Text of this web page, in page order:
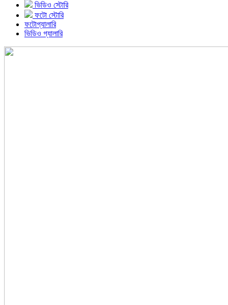
ভিডিও স্টোরি
ফটো স্টোরি
ফটোগ্যালারি
ভিডিও গ্যালারি